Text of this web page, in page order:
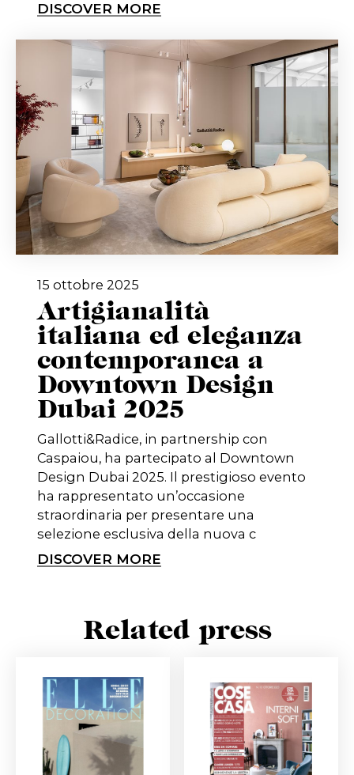
DISCOVER MORE
15 ottobre 2025
Artigianalità
italiana ed eleganza
contemporanea a
Downtown Design
Dubai 2025
Gallotti&Radice, in partnership con
Caspaiou, ha partecipato al Downtown
Design Dubai 2025. Il prestigioso evento
ha rappresentato un’occasione
straordinaria per presentare una
selezione esclusiva della nuova c
DISCOVER MORE
Related press